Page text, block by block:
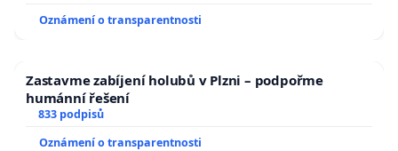
Oznámení o transparentnosti
Zastavme zabíjení holubů v Plzni – podpořme
humánní řešení
833 podpisů
Oznámení o transparentnosti